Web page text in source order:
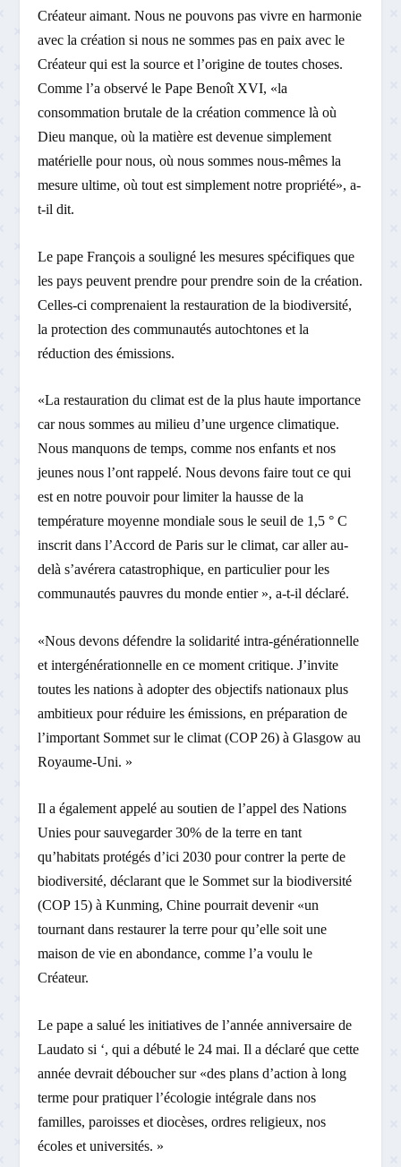
Créateur aimant. Nous ne pouvons pas vivre en harmonie
avec la création si nous ne sommes pas en paix avec le
Créateur qui est la source et l’origine de toutes choses.
Comme l’a observé le Pape Benoît XVI, «la
consommation brutale de la création commence là où
Dieu manque, où la matière est devenue simplement
matérielle pour nous, où nous sommes nous-mêmes la
mesure ultime, où tout est simplement notre propriété», a-
t-il dit.
Le pape François a souligné les mesures spécifiques que
les pays peuvent prendre pour prendre soin de la création.
Celles-ci comprenaient la restauration de la biodiversité,
la protection des communautés autochtones et la
réduction des émissions.
«La restauration du climat est de la plus haute importance
car nous sommes au milieu d’une urgence climatique.
Nous manquons de temps, comme nos enfants et nos
jeunes nous l’ont rappelé. Nous devons faire tout ce qui
est en notre pouvoir pour limiter la hausse de la
température moyenne mondiale sous le seuil de 1,5 ° C
inscrit dans l’Accord de Paris sur le climat, car aller au-
delà s’avérera catastrophique, en particulier pour les
communautés pauvres du monde entier », a-t-il déclaré.
«Nous devons défendre la solidarité intra-générationnelle
et intergénérationnelle en ce moment critique. J’invite
toutes les nations à adopter des objectifs nationaux plus
ambitieux pour réduire les émissions, en préparation de
l’important Sommet sur le climat (COP 26) à Glasgow au
Royaume-Uni. »
Il a également appelé au soutien de l’appel des Nations
Unies pour sauvegarder 30% de la terre en tant
qu’habitats protégés d’ici 2030 pour contrer la perte de
biodiversité, déclarant que le Sommet sur la biodiversité
(COP 15) à Kunming, Chine pourrait devenir «un
tournant dans restaurer la terre pour qu’elle soit une
maison de vie en abondance, comme l’a voulu le
Créateur.
Le pape a salué les initiatives de l’année anniversaire de
Laudato si ‘, qui a débuté le 24 mai. Il a déclaré que cette
année devrait déboucher sur «des plans d’action à long
terme pour pratiquer l’écologie intégrale dans nos
familles, paroisses et diocèses, ordres religieux, nos
écoles et universités. »